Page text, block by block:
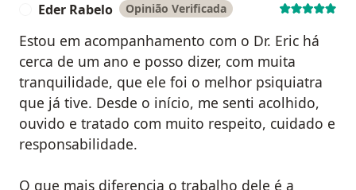
Eder Rabelo Opinião Verificada
Estou em acompanhamento com o Dr. Eric há
cerca de um ano e posso dizer, com muita
tranquilidade, que ele foi o melhor psiquiatra
que já tive. Desde o início, me senti acolhido,
ouvido e tratado com muito respeito, cuidado e
responsabilidade.
O que mais diferencia o trabalho dele é a